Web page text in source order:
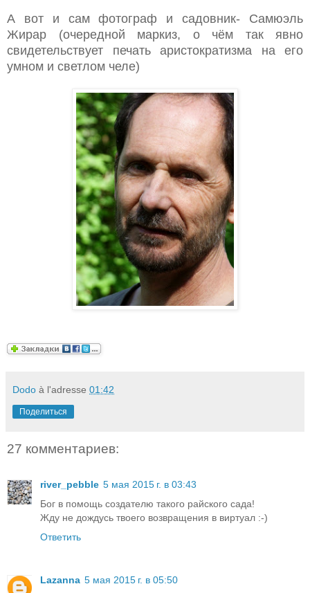
А вот и сам фотограф и садовник- Самюэль
Жирар (очередной маркиз, о чём так явно
свидетельствует печать аристократизма на его
умном и светлом челе)
Dodo à l'adresse 01:42
Поделиться
27 комментариев:
river_pebble 5 мая 2015 г. в 03:43
Бог в помощь создателю такого райского сада!
Жду не дождусь твоего возвращения в виртуaл :-)
Ответить
Lazanna 5 мая 2015 г. в 05:50